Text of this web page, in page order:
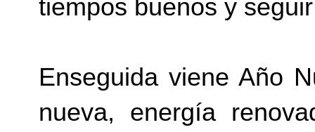
tiempos buenos y
Enseguida viene Año
nueva, energía